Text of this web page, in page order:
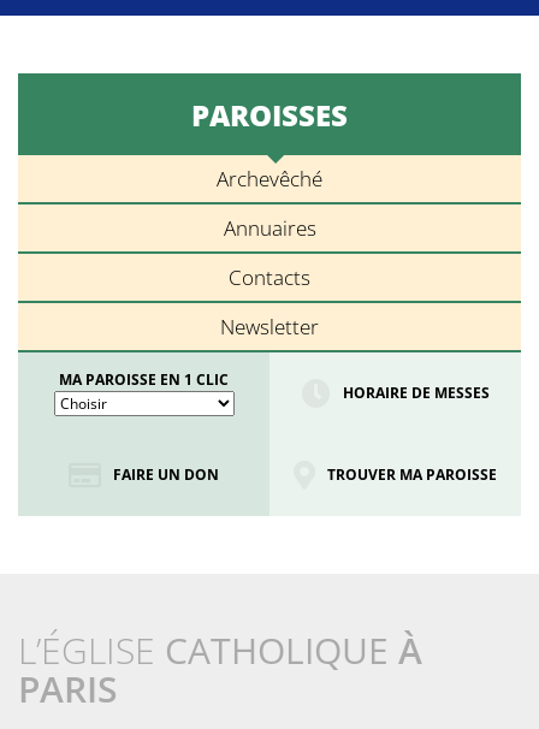
PAROISSES
Archevêché
Annuaires
Contacts
Newsletter
MA PAROISSE EN 1 CLIC
HORAIRE DE MESSES
FAIRE UN DON TROUVER MA PAROISSE
L’ÉGLISE CATHOLIQUE À
PARIS